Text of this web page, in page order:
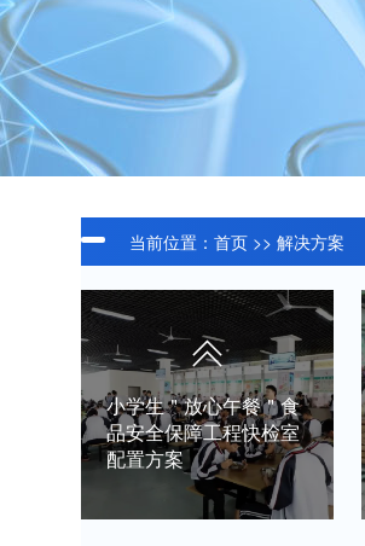
当前位置：首页 >>解决方案
小学生＂放心午餐＂食
品安全保障工程快检室
配置方案